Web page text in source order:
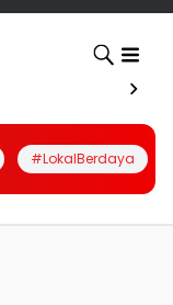
#LokalBerdaya